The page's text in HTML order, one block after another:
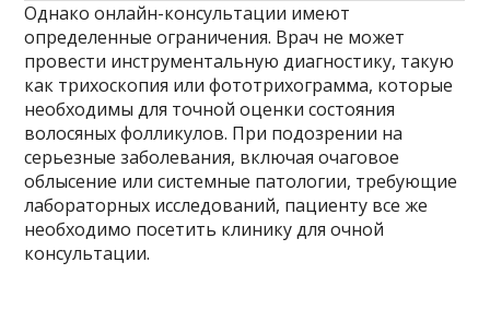
Однако онлайн-консультации имеют
определенные ограничения. Врач не может
провести инструментальную диагностику, такую
как трихоскопия или фототрихограмма, которые
необходимы для точной оценки состояния
волосяных фолликулов. При подозрении на
серьезные заболевания, включая очаговое
облысение или системные патологии, требующие
лабораторных исследований, пациенту все же
необходимо посетить клинику для очной
консультации.